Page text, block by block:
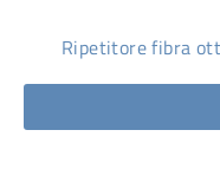
Ripetitore fibra